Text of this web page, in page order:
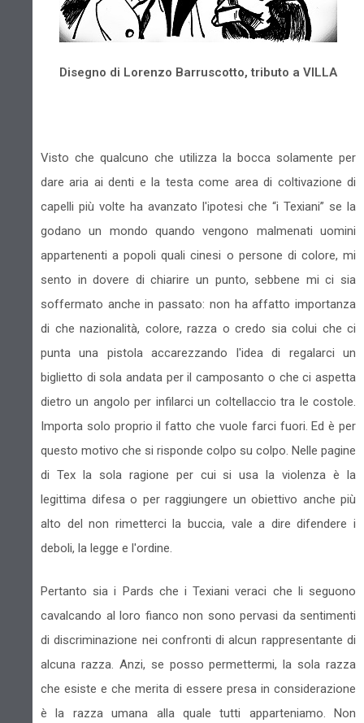
Disegno di Lorenzo Barruscotto, tributo a VILLA
Visto che qualcuno che utilizza la bocca solamente per
dare aria ai denti e la testa come area di coltivazione di
capelli più volte ha avanzato l'ipotesi che “i Texiani” se la
godano un mondo quando vengono malmenati uomini
appartenenti a popoli quali cinesi o persone di colore, mi
sento in dovere di chiarire un punto, sebbene mi ci sia
soffermato anche in passato: non ha affatto importanza
di che nazionalità, colore, razza o credo sia colui che ci
punta una pistola accarezzando l'idea di regalarci un
biglietto di sola andata per il camposanto o che ci aspetta
dietro un angolo per infilarci un coltellaccio tra le costole.
Importa solo proprio il fatto che vuole farci fuori. Ed è per
questo motivo che si risponde colpo su colpo. Nelle pagine
di Tex la sola ragione per cui si usa la violenza è la
legittima difesa o per raggiungere un obiettivo anche più
alto del non rimetterci la buccia, vale a dire difendere i
deboli, la legge e l'ordine.
Pertanto sia i Pards che i Texiani veraci che li seguono
cavalcando al loro fianco non sono pervasi da sentimenti
di discriminazione nei confronti di alcun rappresentante di
alcuna razza. Anzi, se posso permettermi, la sola razza
che esiste e che merita di essere presa in considerazione
è la razza umana alla quale tutti apparteniamo. Non